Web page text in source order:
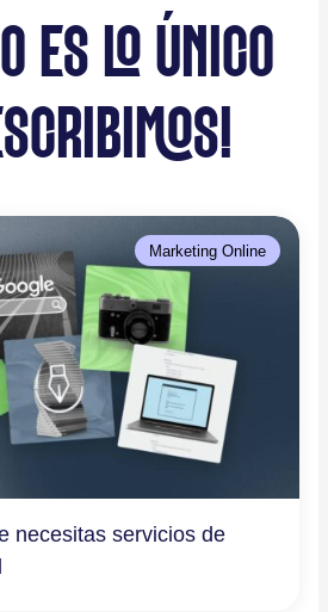
ES LO ÚNICO
Marketing Online
necesitas servicios de